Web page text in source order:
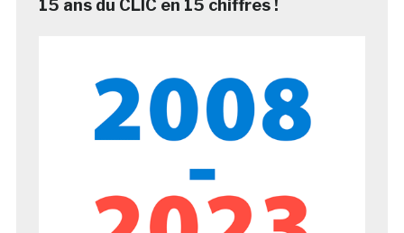
15 ans du CLIC en 15 chiffres !